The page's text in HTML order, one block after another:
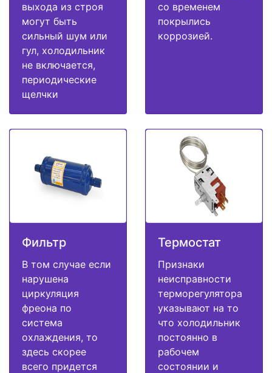
выхода из строя
могут быть
сильный шум или
гул, холодильник
не включается,
периодические
щелчки
со временем
покрылись
коррозией.
Фильтр
В том случае если
нарушена
циркуляция
фреона по
система
охлаждения, то
здесь скорее
всего придется
Термостат
Признаки
неисправности
терморегулятора
указывают на то
что холодильник
постоянно в
рабочем
состоянии и